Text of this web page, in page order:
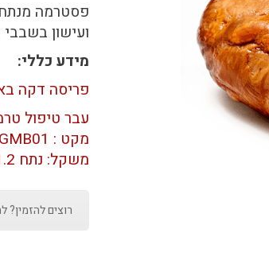
פסטרמה
ועישון
מידע כללי:
פריסה דקה
עבר טיפול
מקט : GMB01
משקל: נתח 1.2 ק"ג
רוצים להזמין?